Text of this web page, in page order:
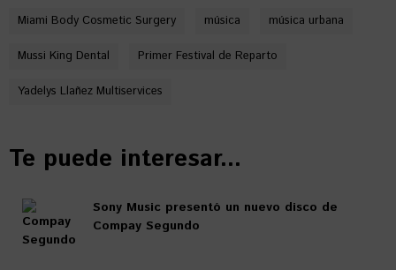
Miami Body Cosmetic Surgery música música urbana
Mussi King Dental Primer Festival de Reparto
Yadelys Llañez Multiservices
Te puede interesar...
Sony Music presentó un nuevo disco de
Compay Segundo